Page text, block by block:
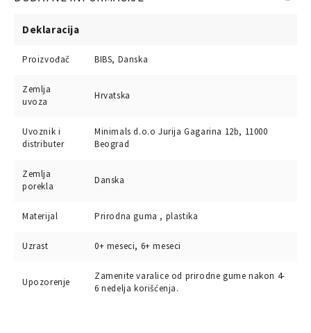
Deklaracija
Proizvođač BIBS, Danska
Zemlja
uvoza
Hrvatska
Uvoznik i
distributer
Minimals d.o.o Jurija Gagarina 12b, 11000
Beograd
Zemlja
porekla
Danska
Materijal Prirodna guma , plastika
Uzrast 0+ meseci, 6+ meseci
Upozorenje
Zamenite varalice od prirodne gume nakon 4-
6 nedelja korišćenja.